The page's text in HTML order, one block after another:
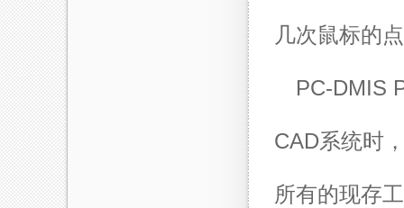
几次鼠标的
PC-DMIS
CAD系统时
所有的现存